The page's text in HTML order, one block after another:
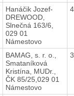
Hanáčik Jozef-
DREWOOD,
Slnečná 163/6,
029 01
Námestovo
BAMAG, s. r. o.,
Smataníková
Kristína, MUDr.,
ČK 85/25,029 01
Námestovo